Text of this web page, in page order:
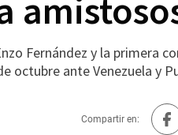
Fernández y la
octubre ante Venezuela y
Compartir en: